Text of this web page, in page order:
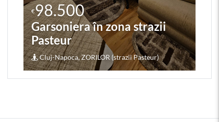
€98.500
Garsoniera în zona strazii
Pasteur
Cluj-Napoca, ZORILOR (strazii Pasteur)